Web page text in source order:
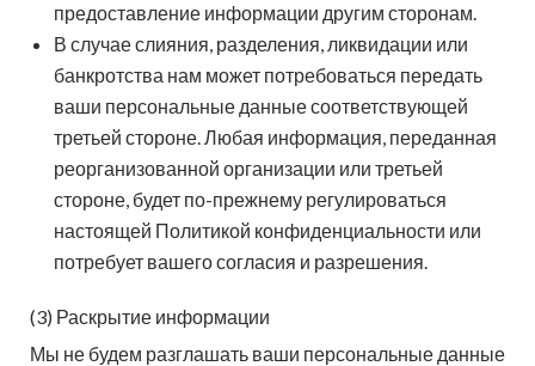
предоставление информации другим сторонам.
В случае слияния, разделения, ликвидации или
банкротства нам может потребоваться передать
ваши персональные данные соответствующей
третьей стороне. Любая информация, переданная
реорганизованной организации или третьей
стороне, будет по-прежнему регулироваться
настоящей Политикой конфиденциальности или
потребует вашего согласия и разрешения.
(3) Раскрытие информации
Мы не будем разглашать ваши персональные данные